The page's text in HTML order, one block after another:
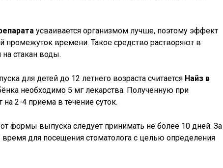
усваивается организмом лучше, поэтому эффект
промежуток времени. Такое средство растворяют в
стакан воды.
для детей до 12 летнего возраста считается Найз в
необходимо 5 мг лекарства. Полученную при
2-4 приёма в течение суток.
формы выпуска следует принимать не более 10 дней. За
для посещения стоматолога с целью определения